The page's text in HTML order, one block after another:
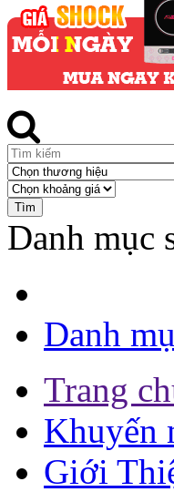
Danh mục
Danh
Trang
Khuyến
Giới